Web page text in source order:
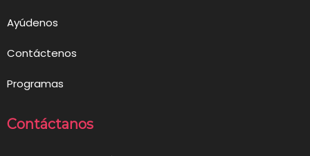
Ayúdenos
Contáctenos
Programas
Contáctanos